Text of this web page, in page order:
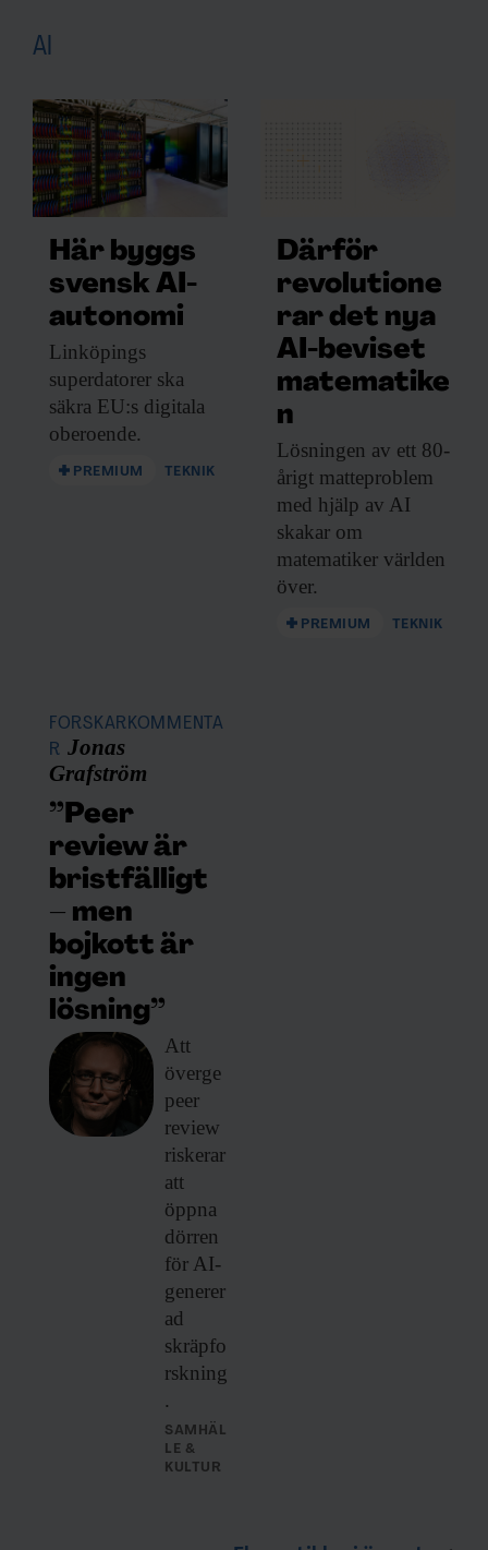
AI
Här byggs
svensk AI-
autonomi
Linköpings
superdatorer ska
säkra EU:s digitala
oberoende.
PREMIUM TEKNIK
Därför
revolutione
rar det nya
AI-beviset
matematike
n
Lösningen av ett 80-
årigt matteproblem
med hjälp av AI
skakar om
matematiker världen
över.
PREMIUM TEKNIK
FORSKARKOMMENTA
R Jonas
Grafström
”Peer
review är
bristfälligt
– men
bojkott är
ingen
lösning”
Att
överge
peer
review
riskerar
att
öppna
dörren
för AI-
generer
ad
skräpfo
rskning
.
SAMHÄL
LE &
KULTUR